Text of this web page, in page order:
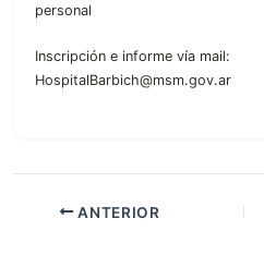
personal
Inscripción e informe vía mail:
HospitalBarbich@msm.gov.ar
ANTERIOR